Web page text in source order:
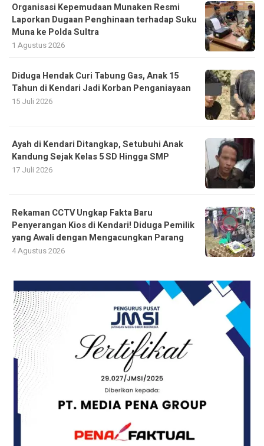
Organisasi Kepemudaan Munaken Resmi
Laporkan Dugaan Penghinaan terhadap Suku
Muna ke Polda Sultra
1 Agustus 2026
Diduga Hendak Curi Tabung Gas, Anak 15
Tahun di Kendari Jadi Korban Penganiayaan
15 Juli 2026
Ayah di Kendari Ditangkap, Setubuhi Anak
Kandung Sejak Kelas 5 SD Hingga SMP
17 Juli 2026
Rekaman CCTV Ungkap Fakta Baru
Penyerangan Kios di Kendari! Diduga Pemilik
yang Awali dengan Mengacungkan Parang
4 Agustus 2026